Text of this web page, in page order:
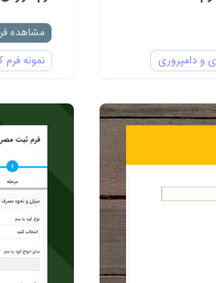
و دامپروری
مشاهده
نمونه